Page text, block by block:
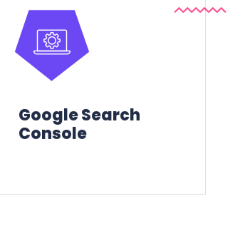
Google Search
Console
performances et le
trafic
des améliorations potentielles tel
que l’ergonomie mobile.